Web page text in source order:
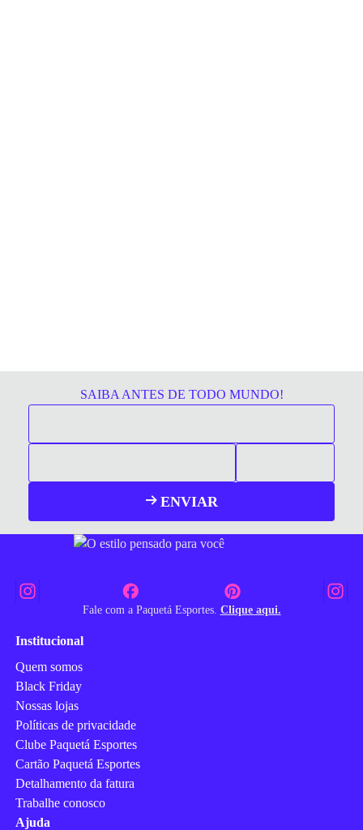
SAIBA ANTES DE TODO MUNDO!
ENVIAR
Fale com a Paquetá Esportes. Clique aqui.
Institucional
Quem somos
Black Friday
Nossas lojas
Políticas de privacidade
Clube Paquetá Esportes
Cartão Paquetá Esportes
Detalhamento da fatura
Trabalhe conosco
Ajuda